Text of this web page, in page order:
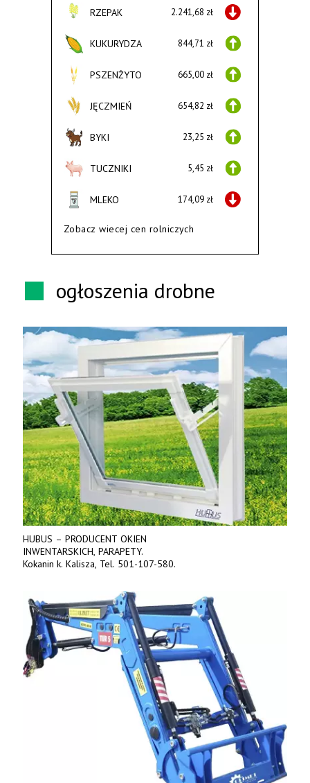
RZEPAK 2.241,68 zł
KUKURYDZA 844,71 zł
PSZENŻYTO 665,00 zł
JĘCZMIEŃ 654,82 zł
BYKI 23,25 zł
TUCZNIKI 5,45 zł
MLEKO 174,09 zł
Zobacz wiecej cen rolniczych
ogłoszenia drobne
HUBUS – PRODUCENT OKIEN
INWENTARSKICH, PARAPETY.
Kokanin k. Kalisza, Tel. 501-107-580.